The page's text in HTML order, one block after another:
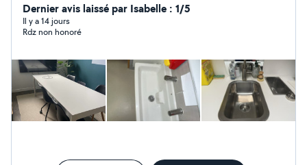
Dernier avis laissé par Isabelle : 1/5
Il y a 14 jours
Rdz non honoré